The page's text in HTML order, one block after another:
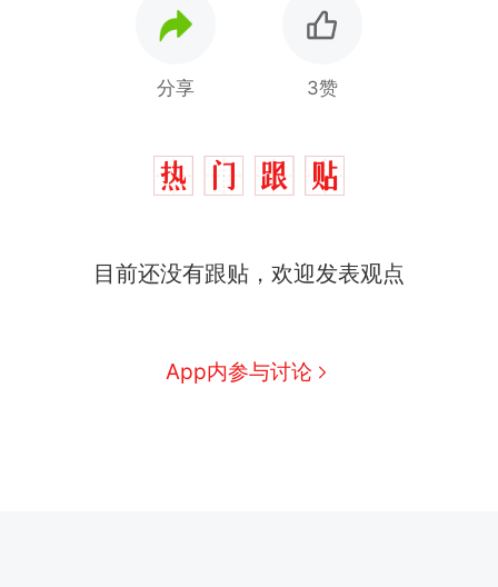
分享 3赞
目前还没有跟贴，欢迎发表观点
App内参与讨论